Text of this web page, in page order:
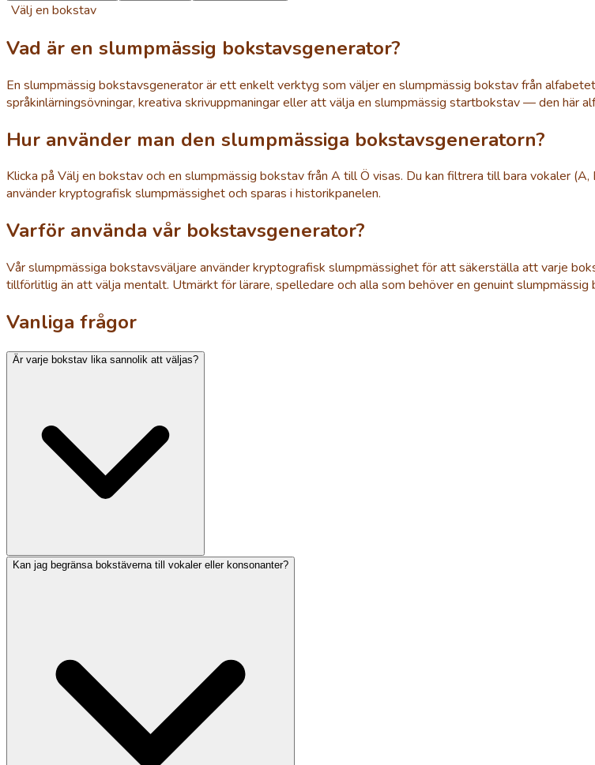
Välj en bokstav
Vad är en slumpmässig bokstavsgenerator?
En slumpmässig bokstavsgenerator är ett enkelt verktyg som väljer en slumpmässig bokstav från
språkinlärningsövningar, kreativa skrivuppmaningar eller att välja en slumpmässig startbokstav — den här
Hur använder man den slumpmässiga bokstavsgeneratorn?
Klicka på Välj en bokstav och en slumpmässig bokstav från A till Ö visas. Du kan filtrera till bara vokaler
använder kryptografisk slumpmässighet och sparas i historikpanelen.
Varför använda vår bokstavsgenerator?
Vår slumpmässiga bokstavsväljare använder kryptografisk slumpmässighet för att säkerställa att varje
tillförlitlig än att välja mentalt. Utmärkt för lärare, spelledare och alla som behöver en genuint slumpmässig
Vanliga frågor
Är varje bokstav lika sannolik att väljas?
Kan jag begränsa bokstäverna till vokaler eller konsonanter?